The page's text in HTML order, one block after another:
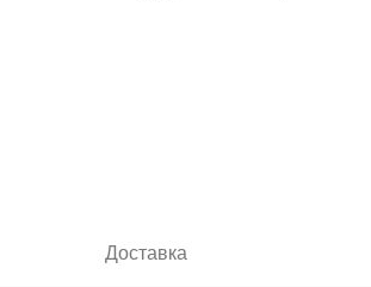
Доставка